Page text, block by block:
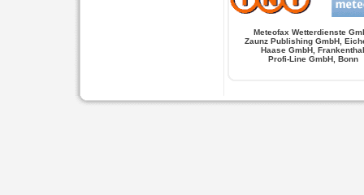
Meteofax Wetterdienste
Zaunz Publishing GmbH,
Haase GmbH, Frankenthal
Profi-Line GmbH, Bonn